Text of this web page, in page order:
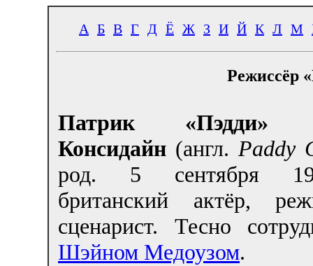
А Б В Г Д Ё Ж З И Й К Л М
Режиссёр
Патрик «Пэдди»
Консидайн (англ. Paddy
род. 5 сентября
британский актёр,
сценарист. Тесно
Шэйном Медоузом.